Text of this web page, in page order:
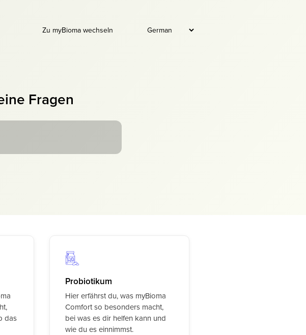
Zu myBioma wechseln
Fragen
das
Probiotikum
Hier erfährst du, was myBioma
Comfort so besonders macht,
bei was es dir helfen kann und
wie du es einnimmst.